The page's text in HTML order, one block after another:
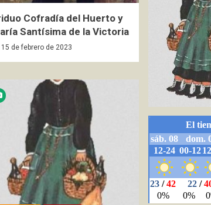
Cofradía del Huerto y
Santísima de la Victoria
15 de febrero de 2023